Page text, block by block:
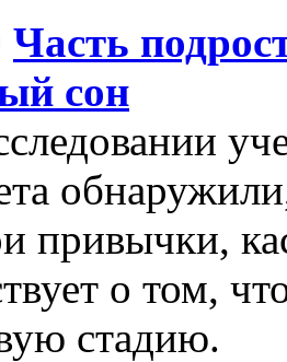
Часть
сон
привычки,
о том,
стадию.